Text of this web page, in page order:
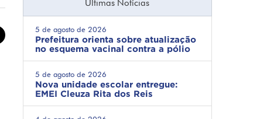
Últimas Notícias
5 de agosto de 2026
Prefeitura orienta sobre atualização
no esquema vacinal contra a pólio
5 de agosto de 2026
Nova unidade escolar entregue:
EMEI Cleuza Rita dos Reis